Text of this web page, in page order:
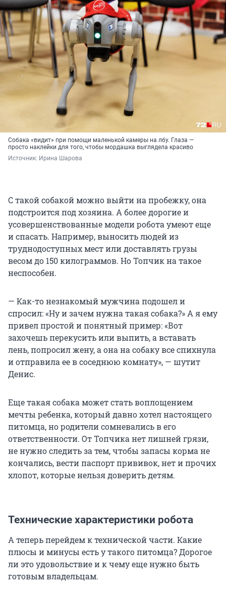
Собака «видит» при помощи маленькой камеры на лбу. Глаза —
просто наклейки для того, чтобы мордашка выглядела красиво
Источник: Ирина Шарова
С такой собакой можно выйти на пробежку, она
подстроится под хозяина. А более дорогие и
усовершенствованные модели робота умеют еще
и спасать. Например, выносить людей из
труднодоступных мест или доставлять грузы
весом до 150 килограммов. Но Топчик на такое
неспособен.
— Как-то незнакомый мужчина подошел и
спросил: «Ну и зачем нужна такая собака?» А я ему
привел простой и понятный пример: «Вот
захочешь перекусить или выпить, а вставать
лень, попросил жену, а она на собаку все спихнула
и отправила ее в соседнюю комнату», — шутит
Денис.
Еще такая собака может стать воплощением
мечты ребенка, который давно хотел настоящего
питомца, но родители сомневались в его
ответственности. От Топчика нет лишней грязи,
не нужно следить за тем, чтобы запасы корма не
кончались, вести паспорт прививок, нет и прочих
хлопот, которые нельзя доверить детям.
Технические характеристики робота
А теперь перейдем к технической части. Какие
плюсы и минусы есть у такого питомца? Дорогое
ли это удовольствие и к чему еще нужно быть
готовым владельцам.